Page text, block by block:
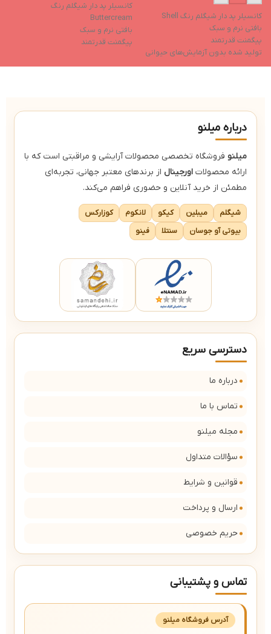
کانسیلر پد دار شیگلم رنگ Shell
بافتی نرم و سبک
پیگمنت قدرتمند
تولید شده بدون آزمایش‌های حیوانی
خواص مرطوب‌کننده
کانسیلر پد دار شیگلم رنگ
Buttercream
بافتی نرم و سبک
پیگمنت قدرتمند
خواص مرطوب‌کننده
درباره میلنو
میلنو فروشگاه تخصصی محصولات آرایشی و مراقبتی است که با
ارائه محصولات اورجینال از برندهای معتبر جهانی، تجربه‌ای
مطمئن از خرید آنلاین و حضوری فراهم می‌کند.
شیگلم میبلین کیکو لانکوم
کوزارکس
بیوتی آو جوسان
سنتلا فینو
دسترسی سریع
درباره ما
تماس با ما
مجله میلنو
سؤالات متداول
قوانین و شرایط
ارسال و پرداخت
حریم خصوصی
تماس و پشتیبانی
آدرس فروشگاه میلنو